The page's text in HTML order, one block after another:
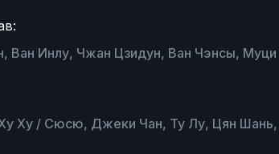
Инлу, Чжан Цзидун, Ван Чэнсы,
Ху / Сюсю, Джеки Чан, Ту Лу, Цян